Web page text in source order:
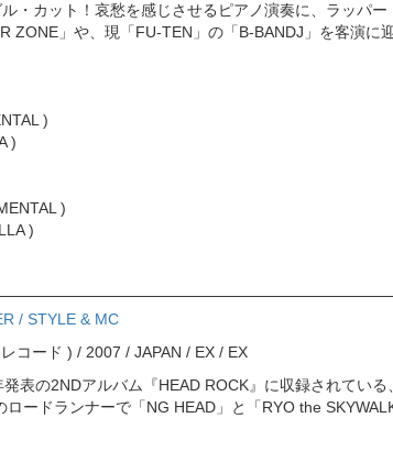
・カット！哀愁を感じさせるピアノ演奏に、ラッパ
ZONE」や、現「FU-TEN」の「B-BANDJ」を客演に
)
)
)
)
/ STYLE & MC
コード ) / 2007 / JAPAN / EX / EX
表の2NDアルバム『HEAD ROCK』に収録されてい
ロードランナーで「NG HEAD」と「RYO the